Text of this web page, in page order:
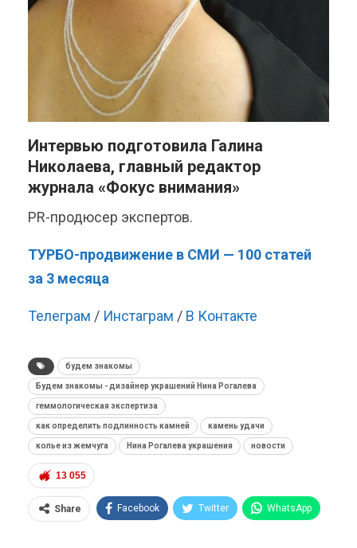
Интервью подготовила Галина
Николаева, главный редактор
журнала «Фокус внимания»
PR-продюсер экспертов.
ТУРБО-продвижение в СМИ — 100 статей
за 3 месяца
Телеграм / Инстаграм / В Контакте
будем знакомы
Будем знакомы - дизайнер украшений Нина Рогалева
геммологическая экспертиза
как определить подлинность камней камень удачи
колье из жемчуга Нина Рогалева украшения новости
13 055
Share Facebook Twitter WhatsApp